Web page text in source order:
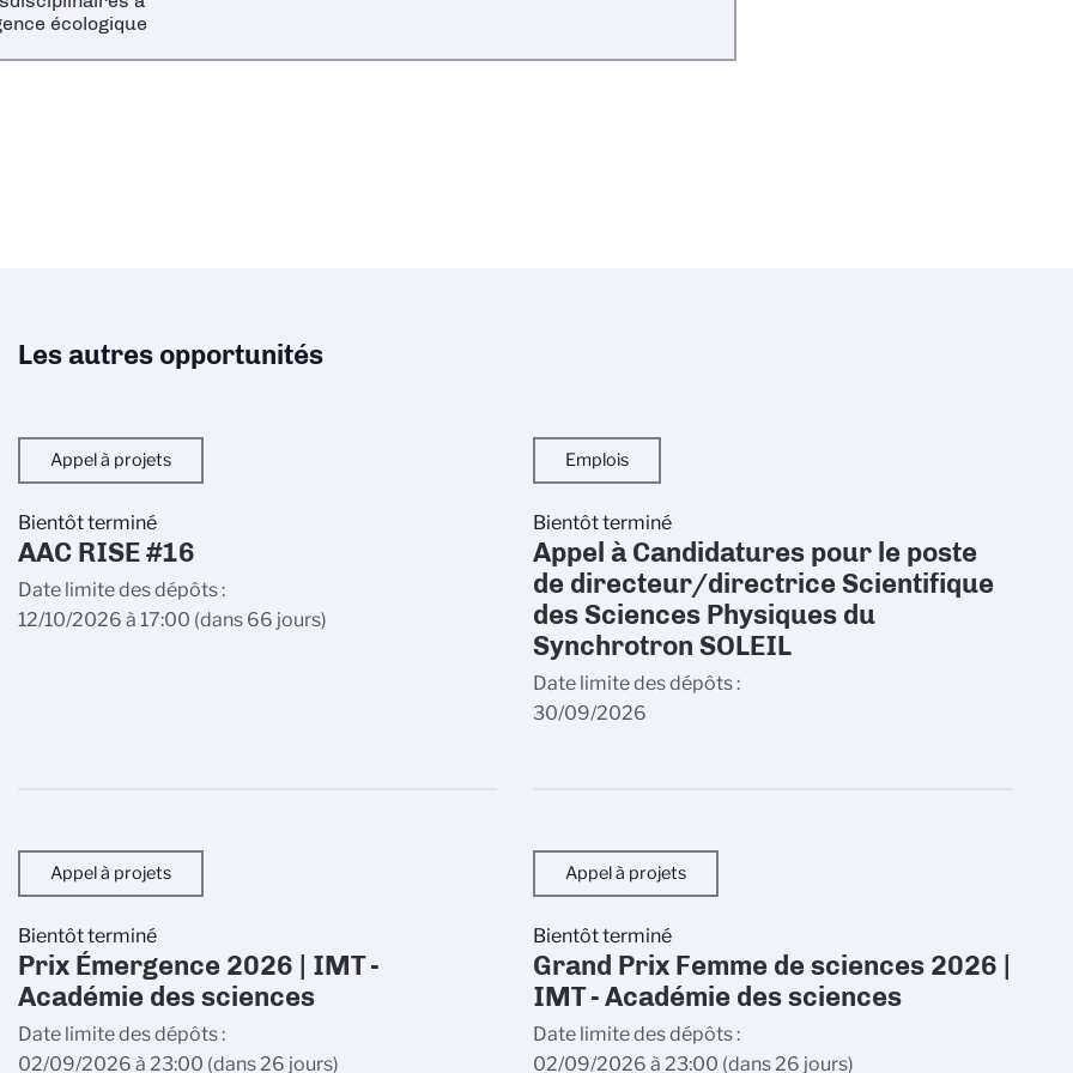
écologique
Les autres opportunités
Appel à projets
Bientôt terminé
AAC RISE #16
Date limite des dépôts
12/10/2026 à 17:00 (dans 66 jours)
Emplois
Bientôt terminé
Appel à Candidatures pour le poste
de directeur/directrice Scientifique
des Sciences Physiques du
Synchrotron SOLEIL
Date limite des dépôts
30/09/2026
Appel à projets
Bientôt terminé
Prix Émergence 2026 | IMT -
Académie des sciences
Date limite des dépôts
02/09/2026 à 23:00 (dans 26 jours)
Appel à projets
Bientôt terminé
Grand Prix Femme de sciences 2026 |
IMT - Académie des sciences
Date limite des dépôts
02/09/2026 à 23:00 (dans 26 jours)